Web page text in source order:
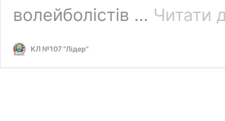
волейболістів … Читати
КЛ №107 "Лідер"